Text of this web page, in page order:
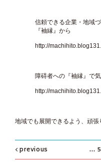
信頼できる企業・地域
『袖縁』から
http://
障碍者への『袖縁』で
http://
地域でも展開できるよう、頑張
previous ...